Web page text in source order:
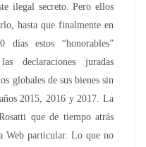
ilegal secreto. Pero ellos
hasta que finalmente en
días estos “honorables”
declaraciones juradas
globales de sus bienes sin
2015, 2016 y 2017. La
que de tiempo atrás
Web particular. Lo que no